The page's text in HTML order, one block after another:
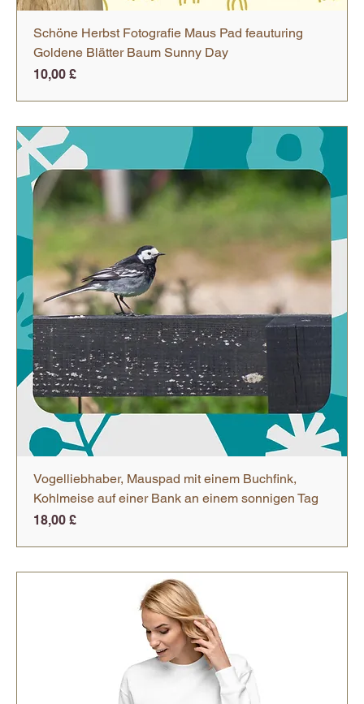
Schöne Herbst Fotografie Maus Pad feauturing
Goldene Blätter Baum Sunny Day
Preis
10,00 £
Vogelliebhaber, Mauspad mit einem Buchfink,
Kohlmeise auf einer Bank an einem sonnigen Tag
Preis
18,00 £